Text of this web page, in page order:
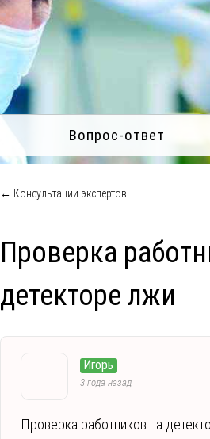
Вопрос-ответ
← Консультации экспертов
Проверка
детекторе лжи
Игорь
3 года назад
Проверка работников на